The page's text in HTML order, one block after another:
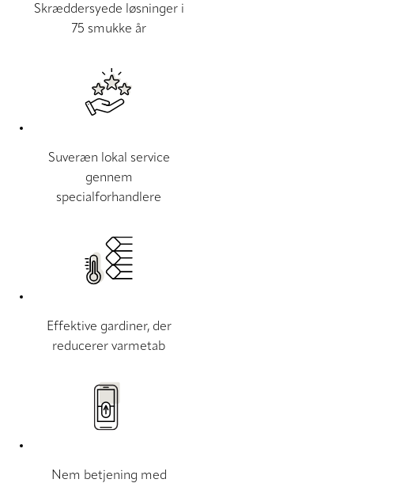
Skræddersyede løsninger i
75 smukke år
Suveræn lokal service
gennem
specialforhandlere
Effektive gardiner, der
reducerer varmetab
Nem betjening med